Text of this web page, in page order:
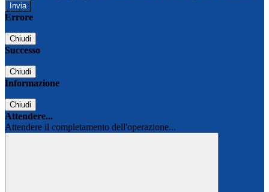
Errore
Chiudi
Successo
Chiudi
Informazione
Chiudi
Attendere...
Attendere il completamento dell'operazione...